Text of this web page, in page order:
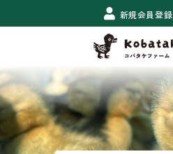
新規会員登録